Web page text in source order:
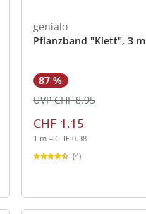
genialo
Pflanzband "Klett", 3 m
87 %
CHF 1.15
UVP CHF 8.95
1 m = CHF 0.38
(4)